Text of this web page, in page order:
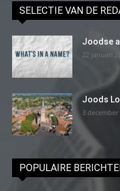
SELECTIE VAN DE
Joodse
22 januari
Joods
3 december
POPULAIRE